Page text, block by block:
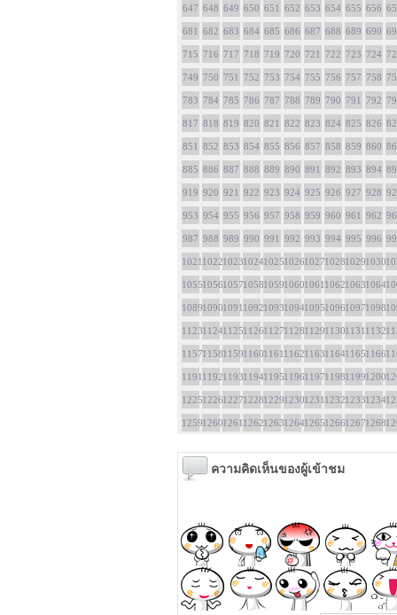
647 648 649 650 651 652 653 654 655 656
681 682 683 684 685 686 687 688 689 690
715 716 717 718 719 720 721 722 723 724
749 750 751 752 753 754 755 756 757 758
783 784 785 786 787 788 789 790 791 792
817 818 819 820 821 822 823 824 825 826
851 852 853 854 855 856 857 858 859 860
885 886 887 888 889 890 891 892 893 894
919 920 921 922 923 924 925 926 927 928
953 954 955 956 957 958 959 960 961 962
987 988 989 990 991 992 993 994 995 996
1021102210231024102510261027102810291030
1055105610571058105910601061106210631064
1089109010911092109310941095109610971098
1123112411251126112711281129113011311132
1157115811591160116111621163116411651166
1191119211931194119511961197119811991200
1225122612271228122912301231123212331234
1259126012611262126312641265126612671268
ความคิดเห็นของผู้เข้าชม